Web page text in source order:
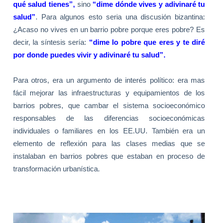
qué salud tienes”, sino “dime dónde vives y adivinaré tu
salud”. Para algunos esto seria una discusión bizantina:
¿Acaso no vives en un barrio pobre porque eres pobre? Es
decir, la síntesis sería: “dime lo pobre que eres y te diré
por donde puedes vivir y adivinaré tu salud”.
Para otros, era un argumento de interés político: era mas
fácil mejorar las infraestructuras y equipamientos de los
barrios pobres, que cambar el sistema socioeconómico
responsables de las diferencias socioeconómicas
individuales o familiares en los EE.UU. También era un
elemento de reflexión para las clases medias que se
instalaban en barrios pobres que estaban en proceso de
transformación urbanística.